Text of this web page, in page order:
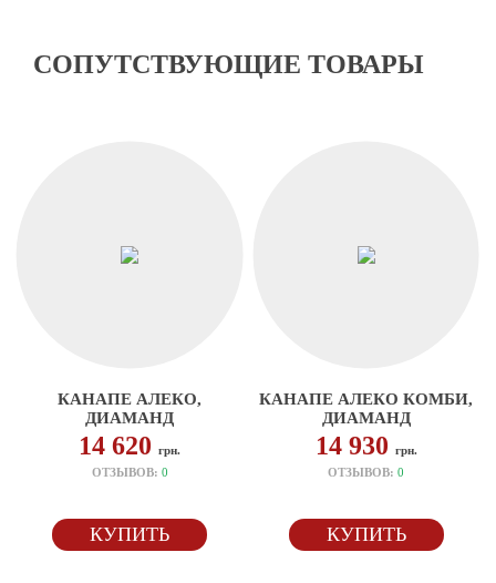
СОПУТСТВУЮЩИЕ ТОВАРЫ
КАНАПЕ АЛЕКО,
ДИАМАНД
14 620грн.
ОТЗЫВОВ: 0
КУПИТЬ
КАНАПЕ АЛЕКО КОМБИ,
ДИАМАНД
14 930 грн.
ОТЗЫВОВ:0
КУПИТЬ